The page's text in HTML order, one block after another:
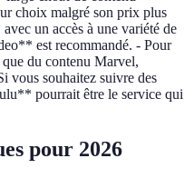
choix malgré son prix plus
un accès à une variété de
est recommandé. - Pour
du contenu Marvel,
souhaitez suivre des
pourrait être le service qui
pour 2026